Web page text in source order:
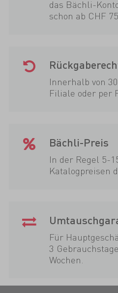
das Bächli-
schon ab CHF
Innerhalb von
Filiale oder per
Bächli-Preis
In der Regel 5-
Katalogpreisen
Für
3
Wochen.